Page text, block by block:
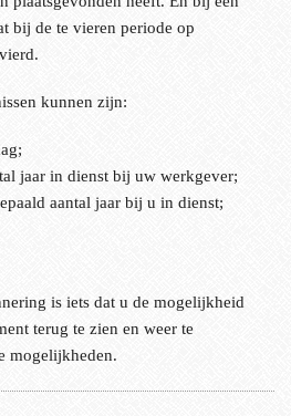
bij de te vieren periode op
kunnen zijn:
jaar in dienst bij uw werkgever;
aantal jaar bij u in dienst;
is iets dat u de mogelijkheid
terug te zien en weer te
mogelijkheden.